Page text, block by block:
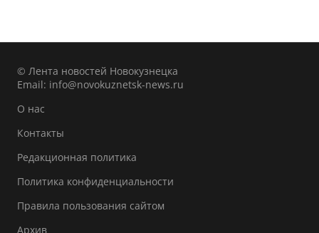
© Лента новостей Новокузнецка
Email: info@novokuznetsk-news.ru
О нас
Контакты
Редакционная политика
Политика конфиденциальности
Правила пользования сайтом
Архив